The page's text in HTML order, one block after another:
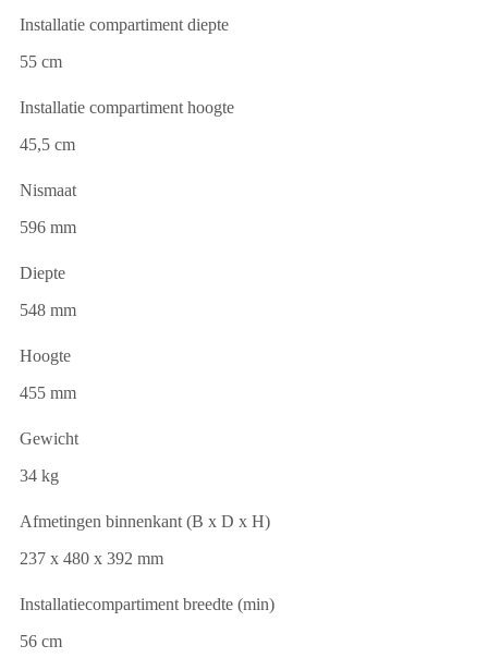
Installatie compartiment diepte
55 cm
Installatie compartiment hoogte
45,5 cm
Nismaat
596 mm
Diepte
548 mm
Hoogte
455 mm
Gewicht
34 kg
Afmetingen binnenkant (B x D x H)
237 x 480 x 392 mm
Installatiecompartiment breedte (min)
56 cm